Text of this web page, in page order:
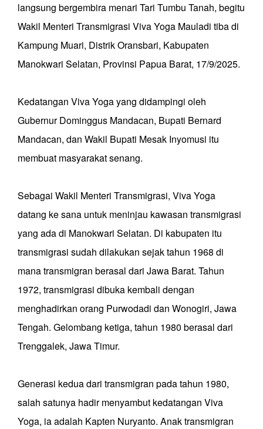
langsung bergembira menari Tari Tumbu Tanah, begitu
Wakil Menteri Transmigrasi Viva Yoga Mauladi tiba di
Kampung Muari, Distrik Oransbari, Kabupaten
Manokwari Selatan, Provinsi Papua Barat, 17/9/2025.
Kedatangan Viva Yoga yang didampingi oleh
Gubernur Dominggus Mandacan, Bupati Bernard
Mandacan, dan Wakil Bupati Mesak Inyomusi itu
membuat masyarakat senang.
Sebagai Wakil Menteri Transmigrasi, Viva Yoga
datang ke sana untuk meninjau kawasan transmigrasi
yang ada di Manokwari Selatan. Di kabupaten itu
transmigrasi sudah dilakukan sejak tahun 1968 di
mana transmigran berasal dari Jawa Barat. Tahun
1972, transmigrasi dibuka kembali dengan
menghadirkan orang Purwodadi dan Wonogiri, Jawa
Tengah. Gelombang ketiga, tahun 1980 berasal dari
Trenggalek, Jawa Timur.
Generasi kedua dari transmigran pada tahun 1980,
salah satunya hadir menyambut kedatangan Viva
Yoga, ia adalah Kapten Nuryanto. Anak transmigran